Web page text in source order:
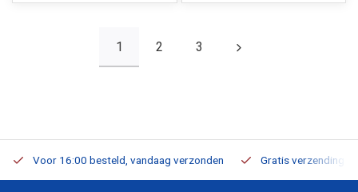
1 2 3
Voor 16:00 besteld, vandaag verzonden Gratis verzending